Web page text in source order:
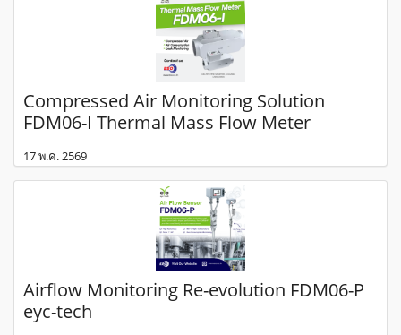
Compressed Air Monitoring Solution
FDM06-I Thermal Mass Flow Meter
17 พ.ค. 2569
Airflow Monitoring Re-evolution FDM06-P
eyc-tech